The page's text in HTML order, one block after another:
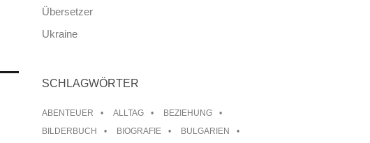
Übersetzer
Ukraine
SCHLAGWÖRTER
ABENTEUER ALLTAG
BEZIEHUNG
BILDERBUCH
BIOGRAFIE
BULGARIEN